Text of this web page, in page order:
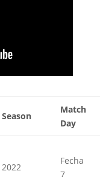
Season
Match
Day
2022
Fecha
7